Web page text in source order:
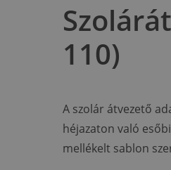
110)
A szolár átvezető
héjazaton való
mellékelt sablon